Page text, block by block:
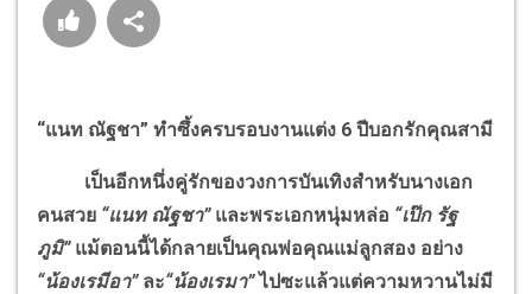
“แนท ณัฐชา” ทำซึ้งครบรอบงานแต่ง 6 ปีบอกรักคุณสามี
เป็นอีกหนึ่งคู่รักของวงการบันเทิงสำหรับนางเอก
คนสวย “แนท ณัฐชา”และพระเอกหนุ่มหล่อ “เป๊ก รัฐ
ภูมิ”แม้ตอนนี้ได้กลายเป็นคุณพ่อคุณแม่ลูกสอง อย่าง
“น้องเรมีอา”ละ“น้องเรมา”ไปซะแล้วแต่ความหวานไม่มี